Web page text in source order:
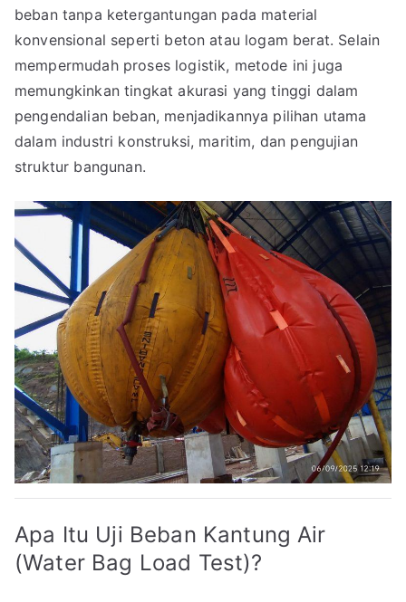
beban tanpa ketergantungan pada material
konvensional seperti beton atau logam berat. Selain
mempermudah proses logistik, metode ini juga
memungkinkan tingkat akurasi yang tinggi dalam
pengendalian beban, menjadikannya pilihan utama
dalam industri konstruksi, maritim, dan pengujian
struktur bangunan.
Apa Itu Uji Beban Kantung Air
(Water Bag Load Test)?